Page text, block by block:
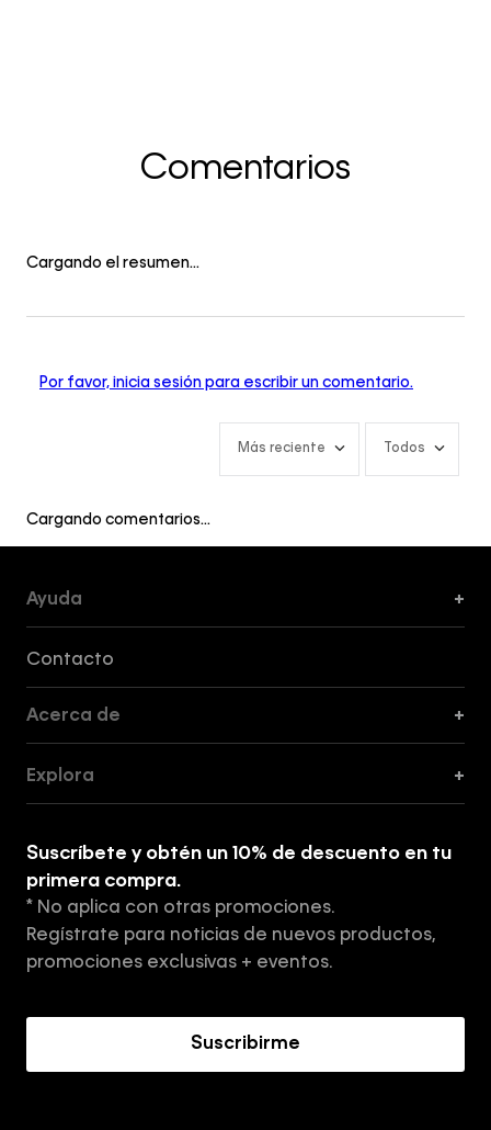
Comentarios
Cargando el resumen…
Por favor, inicia sesión para escribir un comentario.
Más reciente Todos
Cargando comentarios…
Ayuda +
Contacto
Acerca de +
Tiendas
Aviso de privacidad
Términos y Condiciones
Explora +
Suscríbete y obtén un 10% de descuento en tu
primera compra.
* No aplica con otras promociones.
Regístrate para noticias de nuevos productos,
promociones exclusivas + eventos.
Suscribirme